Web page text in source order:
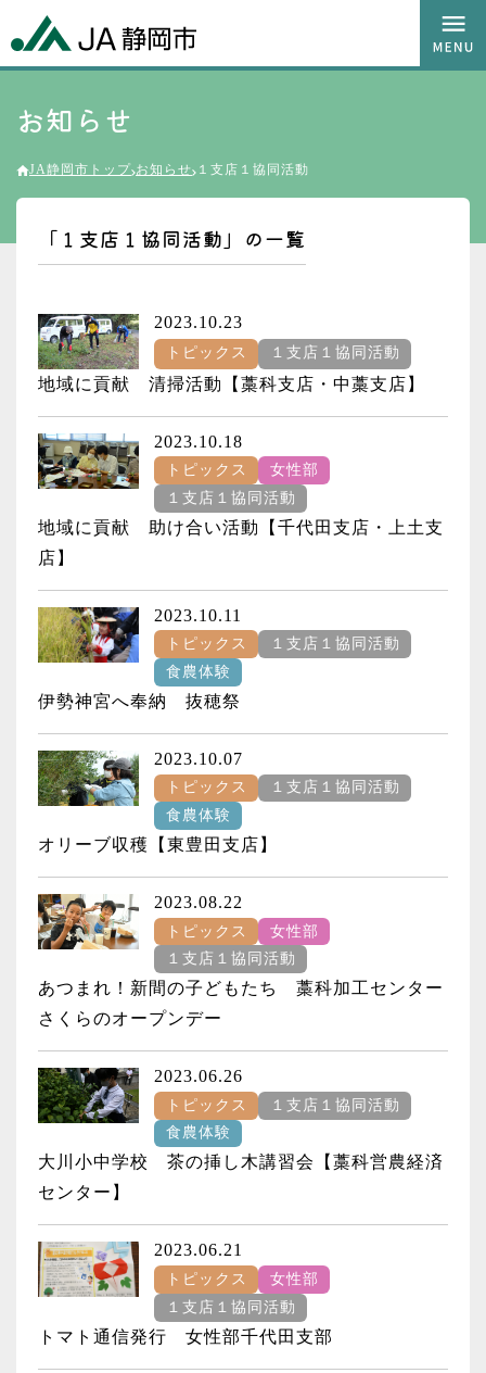
お知らせ
JA静岡市トップ お知らせ １支店１協同活動
「１支店１協同活動」の一覧
2023.10.23
トピックス １支店１協同活動
地域に貢献 清掃活動【藁科支店・中藁支店】
2023.10.18
トピックス
女性部
１支店１協同活動
地域に貢献 助け合い活動【千代田支店・上土支
店】
2023.10.11
トピックス
１支店１協同活動
食農体験
伊勢神宮へ奉納 抜穂祭
2023.10.07
トピックス
１支店１協同活動
食農体験
オリーブ収穫【東豊田支店】
2023.08.22
トピックス
女性部
１支店１協同活動
あつまれ！新間の子どもたち 藁科加工センター
さくらのオープンデー
2023.06.26
トピックス
１支店１協同活動
食農体験
大川小中学校 茶の挿し木講習会【藁科営農経済
センター】
2023.06.21
トピックス
女性部
１支店１協同活動
トマト通信発行 女性部千代田支部